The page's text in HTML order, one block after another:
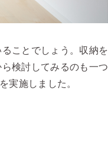
ことでしょう。収納を
検討してみるのも一つ
実施しました。